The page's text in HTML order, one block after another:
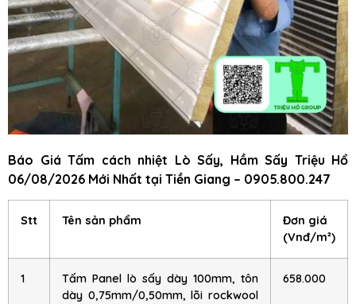
Báo Giá Tấm cách nhiệt Lò Sấy, Hầm Sấy Triệu Hổ
06/08/2026 Mới Nhất tại Tiền Giang – 0905.800.247
Stt Tên sản phẩm
Đơn giá
(Vnđ/m²)
1
Tấm Panel lò sấy dày 100mm, tôn
dày 0,75mm/0,50mm, lõi rockwool
658.000